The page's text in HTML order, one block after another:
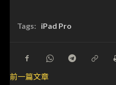
Tags: iPad Pro
前一篇文章